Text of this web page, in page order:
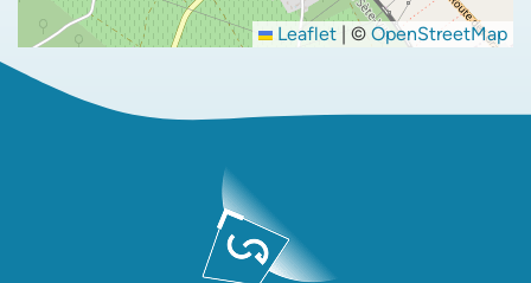
Leaflet | © OpenStreetMap